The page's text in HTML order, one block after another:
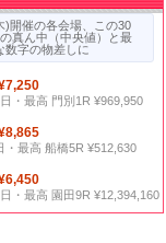
)開催の各会場、この30
真ん中（中央値）と最
数字の物差しに
・最高 門別1R ¥969,950
・最高 船橋5R ¥512,630
・最高 園田9R ¥12,394,160